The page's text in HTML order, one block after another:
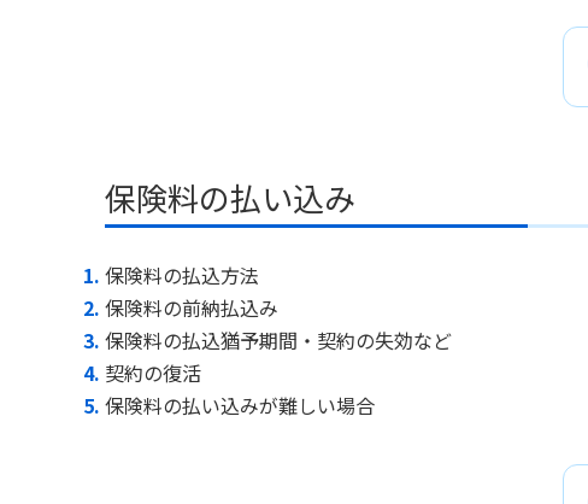
保険料の払い込み
保険料の払込方法
保険料の前納払込み
保険料の払込猶予期間・契約の失効など
契約の復活
保険料の払い込みが難しい場合